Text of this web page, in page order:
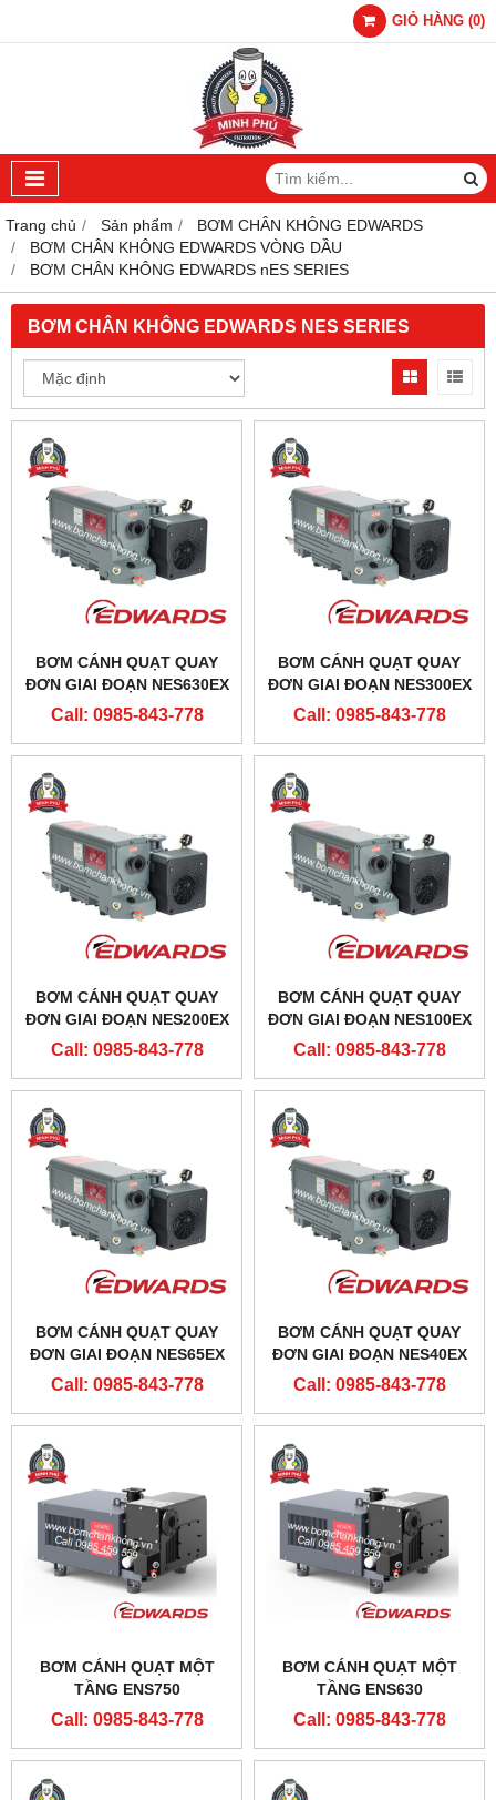
GIỎ HÀNG (0)
Trang chủ Sản phẩm
BƠM CHÂN KHÔNG EDWARDS
BƠM CHÂN KHÔNG EDWARDS VÒNG DẦU
BƠM CHÂN KHÔNG EDWARDS nES SERIES
BƠM CHÂN KHÔNG EDWARDS NES SERIES
BƠM CÁNH QUẠT QUAY
ĐƠN GIAI ĐOẠN NES630EX
Call: 0985-843-778
BƠM CÁNH QUẠT QUAY
ĐƠN GIAI ĐOẠN NES300EX
Call: 0985-843-778
BƠM CÁNH QUẠT QUAY
ĐƠN GIAI ĐOẠN NES200EX
Call: 0985-843-778
BƠM CÁNH QUẠT QUAY
ĐƠN GIAI ĐOẠN NES100EX
Call: 0985-843-778
BƠM CÁNH QUẠT QUAY
ĐƠN GIAI ĐOẠN NES65EX
Call: 0985-843-778
BƠM CÁNH QUẠT QUAY
ĐƠN GIAI ĐOẠN NES40EX
Call: 0985-843-778
BƠM CÁNH QUẠT MỘT
TẦNG ENS750
Call: 0985-843-778
BƠM CÁNH QUẠT MỘT
TẦNG ENS630
Call: 0985-843-778